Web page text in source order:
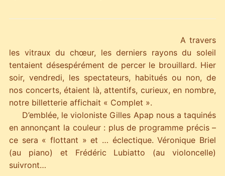
A travers
les vitraux du chœur, les derniers rayons du soleil
tentaient désespérément de percer le brouillard. Hier
soir, vendredi, les spectateurs, habitués ou non, de
nos concerts, étaient là, attentifs, curieux, en nombre,
notre billetterie affichait « Complet ».
D’emblée, le violoniste Gilles Apap nous a taquinés
en annonçant la couleur : plus de programme précis –
ce sera « flottant » et … éclectique. Véronique Briel
(au piano) et Frédéric Lubiatto (au violoncelle)
suivront…